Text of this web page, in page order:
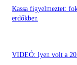
Kassa figyelmeztet:
erdőkben
VIDEÓ: lyen volt a